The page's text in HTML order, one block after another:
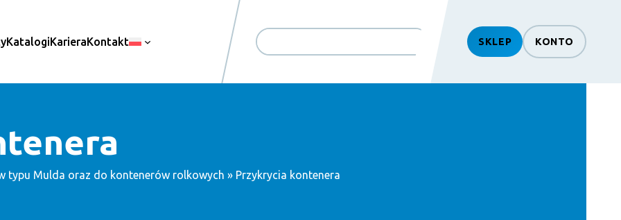
KatalogiKarieraKontakt
Search
SKLEP KONTO
typu Mulda oraz do kontenerów rolkowych » Przykrycia kontenera